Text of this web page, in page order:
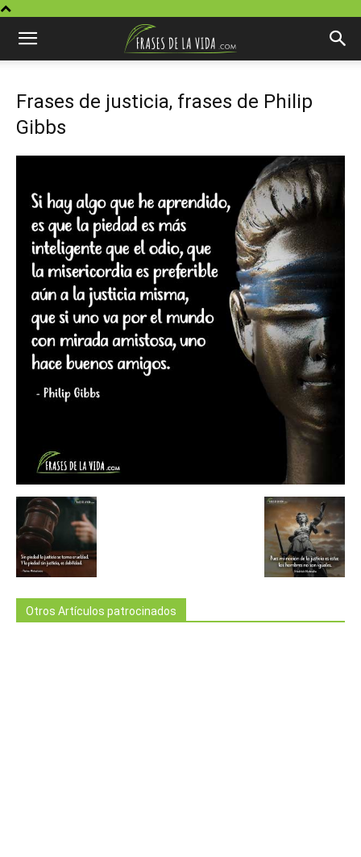
Frases de justicia, frases de Philip
Gibbs
Otros Artículos patrocinados